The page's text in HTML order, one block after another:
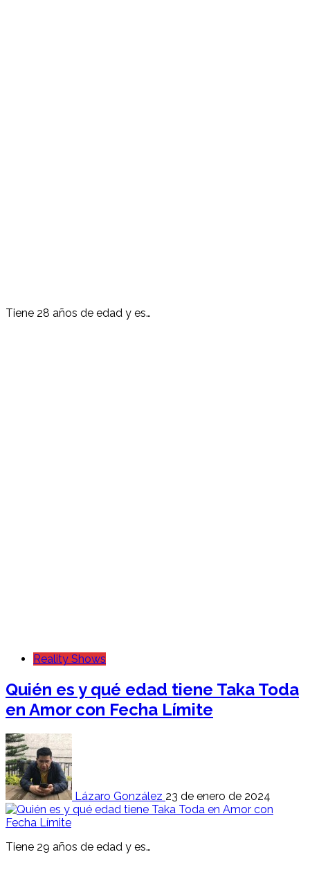
Tiene 28 años de edad y es…
Reality Shows
Quién es y qué edad tiene Taka Toda
en Amor con Fecha Límite
Lázaro González 23 de enero de 2024
Tiene 29 años de edad y es…